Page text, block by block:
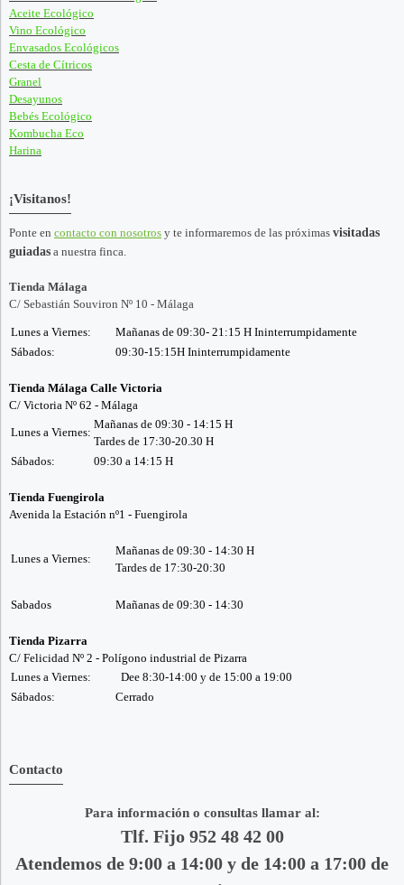
Aceite Ecológico
Vino Ecológico
Envasados Ecológicos
Cesta de Cítricos
Granel
Desayunos
Bebés Ecológico
Kombucha Eco
Harina
¡Visitanos!
Ponte en contacto con nosotros y te informaremos de las próximas visitadas
guiadas a nuestra finca.
Tienda Málaga
C/ Sebastián Souviron Nº 10 - Málaga
Lunes a Viernes:
Mañanas de 09:30- 21:15 H Ininterrumpidamente
Sábados:
09:30-15:15H Ininterrumpidamente
Tienda Málaga Calle Victoria
C/ Victoria Nº 62 - Málaga
Lunes a Viernes:
Mañanas de 09:30 - 14:15 H
Tardes de 17:30-20.30 H
Sábados:
09:30 a 14:15 H
Tienda Fuengirola
Avenida la Estación nº1 - Fuengirola
Lunes a Viernes:
Mañanas de 09:30 - 14:30 H
Tardes de 17:30-20:30
Sabados Mañanas de 09:30 - 14:30
Tienda Pizarra
C/ Felicidad Nº 2 - Polígono industrial de Pizarra
Lunes a Viernes:
Dee 8:30-14:00 y de 15:00 a 19:00
Sábados:
Cerrado
Contacto
Para información o consultas llamar al:
Tlf. Fijo 952 48 42 00
Atendemos de 9:00 a 14:00 y de 14:00 a 17:00 de